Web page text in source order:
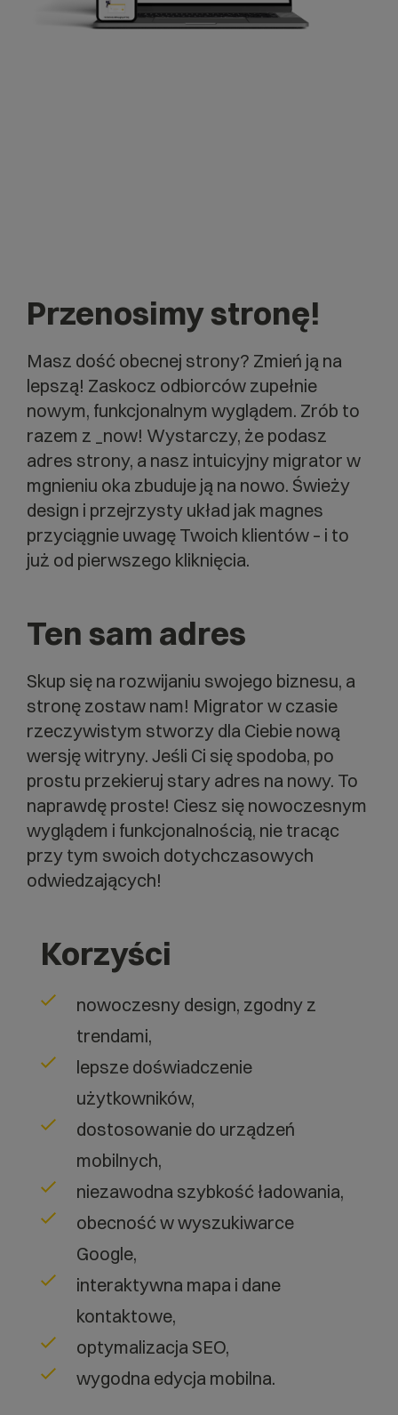
Przenosimy stronę!
Masz dość obecnej strony? Zmień ją na
lepszą! Zaskocz odbiorców zupełnie
nowym, funkcjonalnym wyglądem. Zrób to
razem z _now! Wystarczy, że podasz
adres strony, a nasz intuicyjny migrator w
mgnieniu oka zbuduje ją na nowo. Świeży
design i przejrzysty układ jak magnes
przyciągnie uwagę Twoich klientów – i to
już od pierwszego kliknięcia.
Ten sam adres
Skup się na rozwijaniu swojego biznesu, a
stronę zostaw nam! Migrator w czasie
rzeczywistym stworzy dla Ciebie nową
wersję witryny. Jeśli Ci się spodoba, po
prostu przekieruj stary adres na nowy. To
naprawdę proste! Ciesz się nowoczesnym
wyglądem i funkcjonalnością, nie tracąc
przy tym swoich dotychczasowych
odwiedzających!
Korzyści
nowoczesny design, zgodny z
trendami,
lepsze doświadczenie
użytkowników,
dostosowanie do urządzeń
mobilnych,
niezawodna szybkość ładowania,
obecność w wyszukiwarce
Google,
interaktywna mapa i dane
kontaktowe,
optymalizacja SEO,
wygodna edycja mobilna.